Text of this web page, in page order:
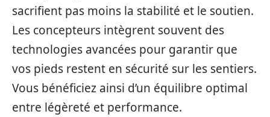
sacrifient pas moins la stabilité et le soutien.
Les concepteurs intègrent souvent des
technologies avancées pour garantir que
vos pieds restent en sécurité sur les sentiers.
Vous bénéficiez ainsi d’un équilibre optimal
entre légèreté et performance.